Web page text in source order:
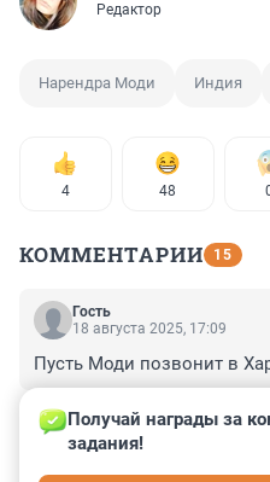
Редактор
Нарендра Моди Индия
4 48
КОММЕНТАРИИ 15
Гость
18 августа 2025, 17:09
Пусть Моди позвонит в
Гость
Получай награды за
задания!